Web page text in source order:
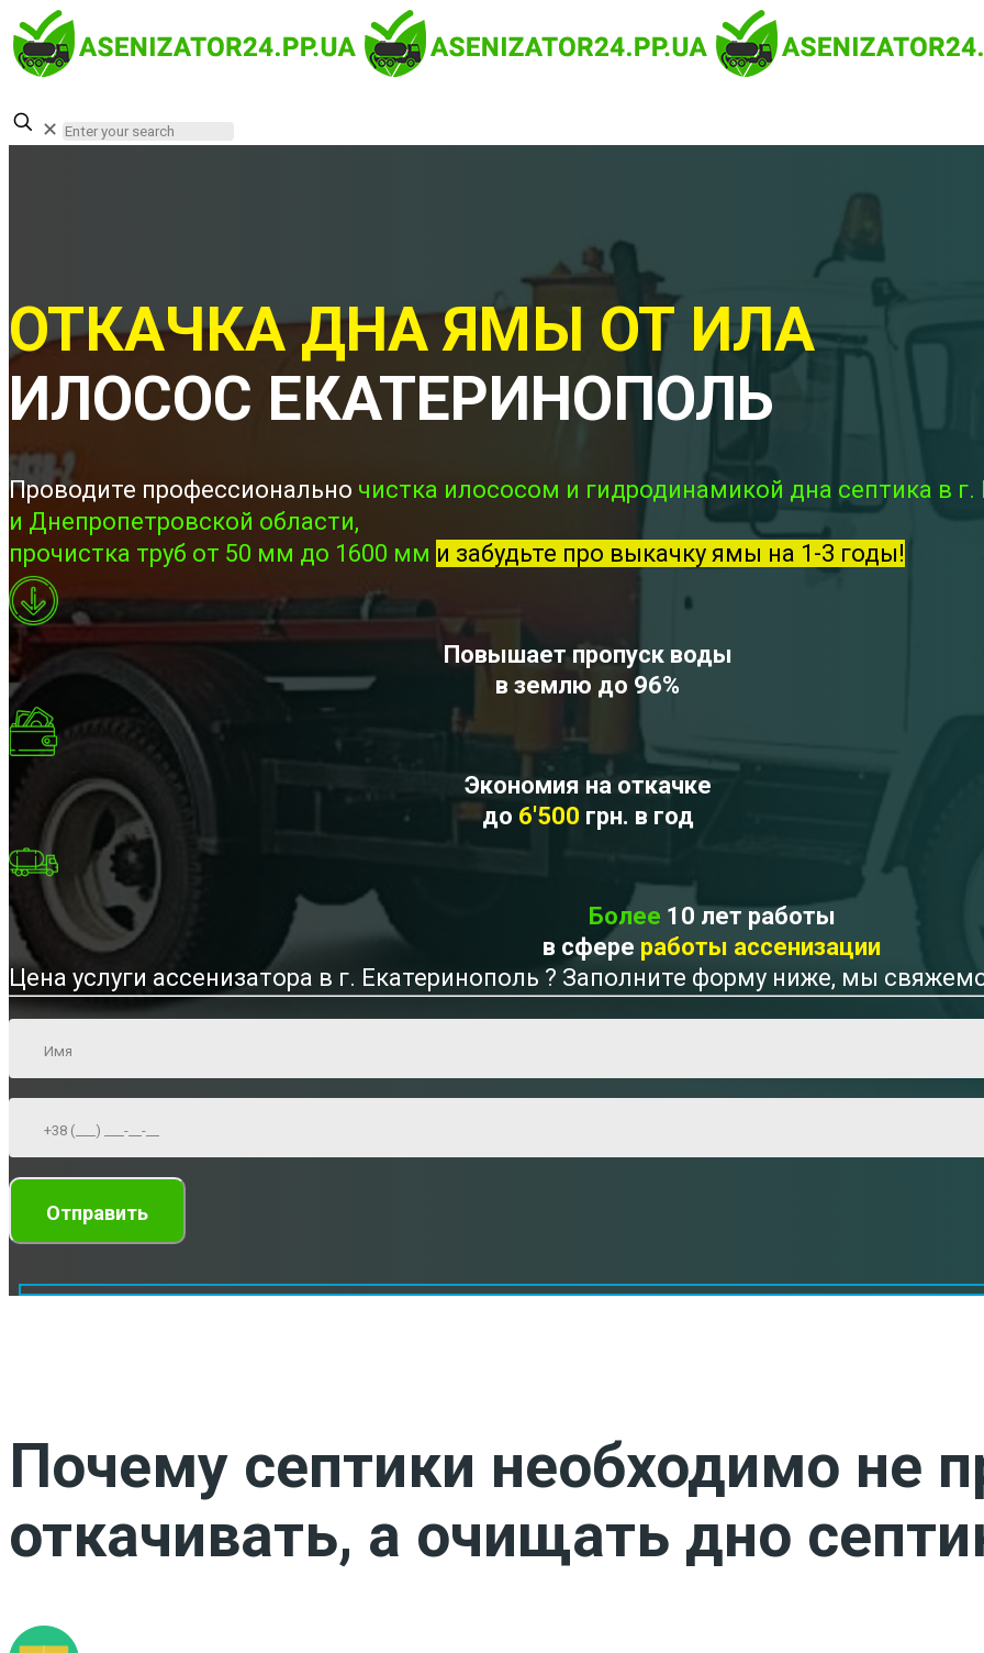
✕
ОТКАЧКА ДНА ЯМЫ ОТ ИЛА
ИЛОСОС ЕКАТЕРИНОПОЛЬ
Проводите профессионально чистка илососом и гидродинамикой дна септика в г.
и Днепропетровской области,
прочистка труб от 50 мм до 1600 мм и забудьте про выкачку ямы на 1-3 годы!
Повышает пропуск воды
в землю до 96%
Экономия на откачке
до 6'500 грн. в год
Более 10 лет работы
в сфере работы ассенизации
Цена услуги ассенизатора в г. Екатеринополь ? Заполните форму ниже, мы
Почему септики необходимо не
откачивать, а очищать дно